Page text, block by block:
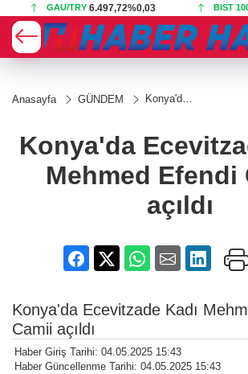
GAU/TRY 6.497,72%0,03 BIST
Anasayfa GÜNDEM
Konya'da
Mehmed
Efendi
açıldı
Konya'da
Mehmed Efendi
açıldı
Konya'da Ecevitzade Kadı
Camii açıldı
Haber Giriş Tarihi: 04.05.2025 15:43
Haber Güncellenme Tarihi: 04.05.2025 15:43